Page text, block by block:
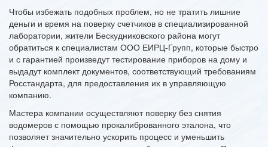
Чтобы избежать подобных проблем, но не тратить лишние
деньги и время на поверку счетчиков в специализированной
лаборатории, жители Бескудниковского района могут
обратиться к специалистам ООО ЕИРЦ-Групп, которые быстро
и с гарантией произведут тестирование приборов на дому и
выдадут комплект документов, соответствующий требованиям
Росстандарта, для предоставления их в управляющую
компанию.
Мастера компании осуществляют поверку без снятия
водомеров с помощью прокалиброванного эталона, что
позволяет значительно ускорить процесс и уменьшить